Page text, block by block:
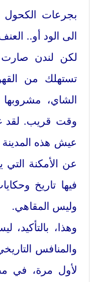
بجرعات الكحول
الى الود أو..
لكن لندن صارت
تستهلك من
الشاي،
وقت قريب. لقد
عيش هذه
عن الأمكنة التي
وليس المقاهي.
وهذا، بالتأكيد،
والمنافس
لأول مرة، في